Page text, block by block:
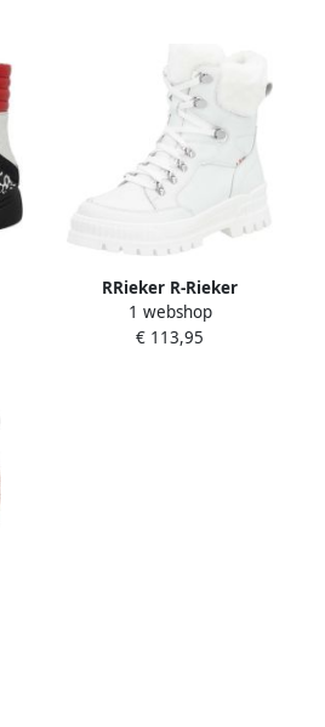
RRieker R-Rieker
Winterlaarzen
sneeuwlaarzen winter
1 webshop
€ 113,95